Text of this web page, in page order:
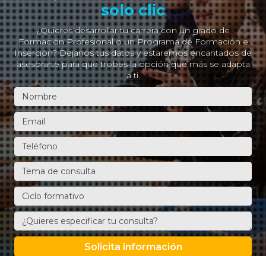
solo clic
¿Quieres desarrollar tu carrera con un grado de
Formación Profesional o un Programa de Formación e
Inserción? Dejanos tus datos y estaremos encantados de
asesorarte para que trobes la opción que más se adapta
a ti.